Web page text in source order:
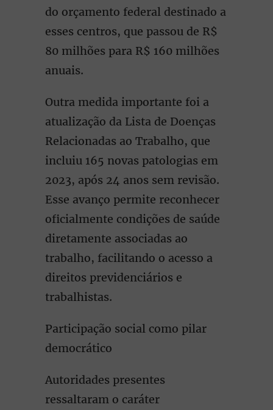
do orçamento federal destinado a
esses centros, que passou de R$
80 milhões para R$ 160 milhões
anuais.
Outra medida importante foi a
atualização da Lista de Doenças
Relacionadas ao Trabalho, que
incluiu 165 novas patologias em
2023, após 24 anos sem revisão.
Esse avanço permite reconhecer
oficialmente condições de saúde
diretamente associadas ao
trabalho, facilitando o acesso a
direitos previdenciários e
trabalhistas.
Participação social como pilar
democrático
Autoridades presentes
ressaltaram o caráter